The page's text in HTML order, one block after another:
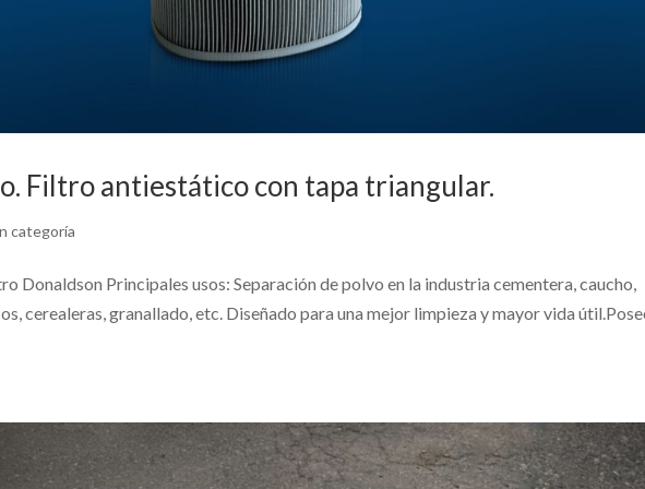
Filtro antiestático con tapa triangular.
categoría
Donaldson Principales usos: Separación de polvo en la industria cementera, caucho,
cerealeras, granallado, etc. Diseñado para una mejor limpieza y mayor vida